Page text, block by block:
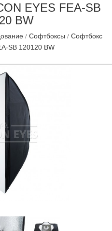
EYES FEA-SB
BW
Софтбоксы
Софтбокс
SB 120120 BW